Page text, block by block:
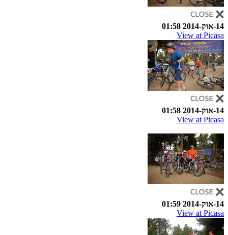
14-אוק-2014 01:58
View at Picasa
14-אוק-2014 01:58
View at Picasa
14-אוק-2014 01:59
View at Picasa